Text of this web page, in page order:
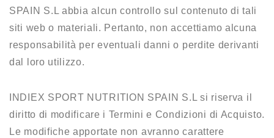
SPAIN S.L abbia alcun controllo sul contenuto di tali
siti web o materiali. Pertanto, non accettiamo alcuna
responsabilità per eventuali danni o perdite derivanti
dal loro utilizzo.
INDIEX SPORT NUTRITION SPAIN S.L si riserva il
diritto di modificare i Termini e Condizioni di Acquisto.
Le modifiche apportate non avranno carattere